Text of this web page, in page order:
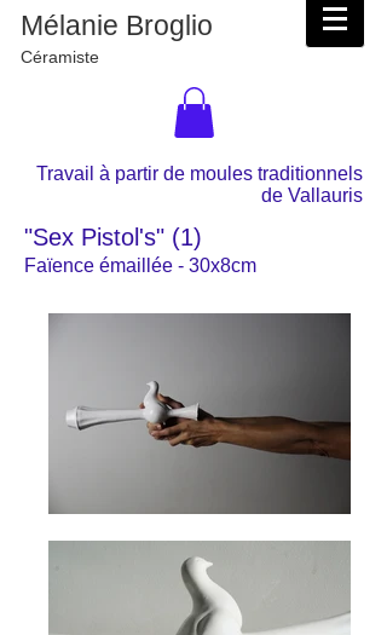
Mélanie Broglio
Céramiste
Travail à partir de moules traditionnels
de Vallauris
"Sex Pistol's" (1)
Faïence émaillée - 30x8cm